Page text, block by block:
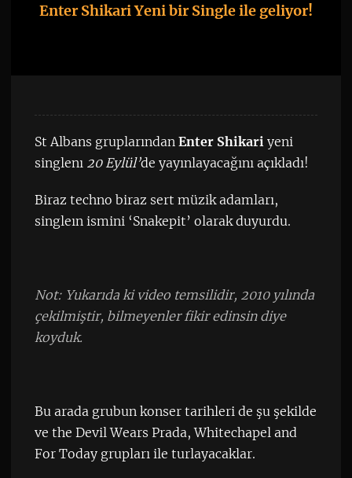
Enter Shikari Yeni bir Single ile geliyor!
St Albans gruplarından Enter Shikari yeni
singlenı 20 Eylül’de yayınlayacağını açıkladı!
Biraz techno biraz sert müzik adamları,
singleın ismini ‘Snakepit’ olarak duyurdu.
Not: Yukarıda ki video temsilidir, 2010 yılında
çekilmiştir, bilmeyenler fikir edinsin diye
koyduk.
Bu arada grubun konser tarihleri de şu şekilde
ve the Devil Wears Prada, Whitechapel and
For Today grupları ile turlayacaklar.